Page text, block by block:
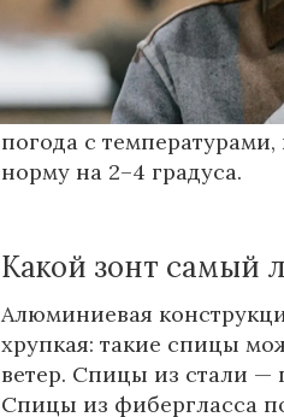
«Начало осени очень
сентябрьской нормы», –
До середины следующего
погода с
норму на 2–4 градуса.
Какой зонт самый
Алюминиевая
хрупкая: такие спицы
ветер. Спицы из стали —
Спицы из фибергласса